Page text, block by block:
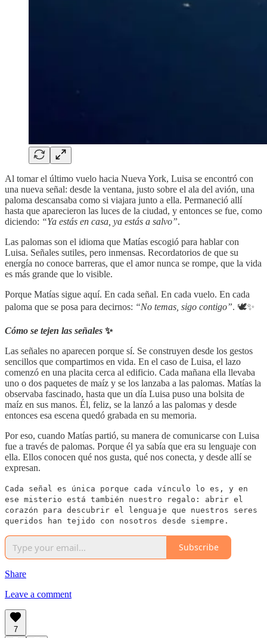
Al tomar el último vuelo hacia Nueva York, Luisa se encontró con
una nueva señal: desde la ventana, justo sobre el ala del avión, una
paloma descansaba como si viajara junto a ella. Permaneció allí
hasta que aparecieron las luces de la ciudad, y entonces se fue, como
diciendo: “Ya estás en casa, ya estás a salvo”.
Las palomas son el idioma que Matías escogió para hablar con
Luisa. Señales sutiles, pero inmensas. Recordatorios de que su
energía no conoce barreras, que el amor nunca se rompe, que la vida
es más grande que lo visible.
Porque Matías sigue aquí. En cada señal. En cada vuelo. En cada
paloma que se posa para decirnos: “No temas, sigo contigo”. 🕊️✨
Cómo se tejen las señales ✨
Las señales no aparecen porque sí. Se construyen desde los gestos
sencillos que compartimos en vida. En el caso de Luisa, el lazo
comenzó en una placita cerca al edificio. Cada mañana ella llevaba
uno o dos paquetes de maíz y se los lanzaba a las palomas. Matías la
observaba fascinado, hasta que un día Luisa puso una bolsita de
maíz en sus manos. Él, feliz, se la lanzó a las palomas y desde
entonces esa escena quedó grabada en su memoria.
Por eso, cuando Matías partió, su manera de comunicarse con Luisa
fue a través de palomas. Porque él ya sabía que era su lenguaje con
ella. Ellos conocen qué nos gusta, qué nos conecta, y desde allí se
expresan.
Cada señal es única porque cada vínculo lo es, y en
ese misterio está también nuestro regalo: abrir el
corazón para descubrir el lenguaje que nuestros seres
queridos han tejido con nosotros desde siempre.
Subscribe
Share
Leave a comment
7